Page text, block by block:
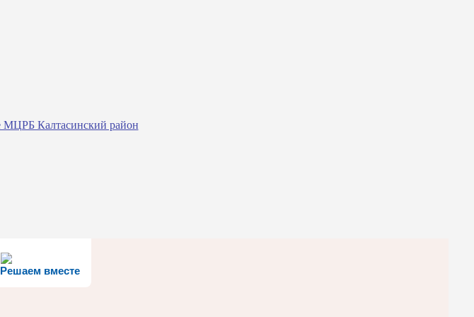
Решаем вместе